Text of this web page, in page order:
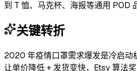
到 T 恤、马克杯、海报等通用 POD
关键转折
2020 年疫情口罩需求爆发是冷启
让单价降低 + 发货变快，Etsy 算法